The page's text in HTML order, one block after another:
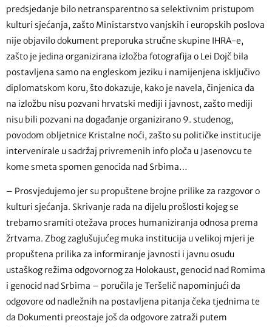
predsjedanje bilo netransparentno sa selektivnim pristupom
kulturi sjećanja, zašto Ministarstvo vanjskih i europskih poslova
nije objavilo dokument preporuka stručne skupine IHRA-e,
zašto je jedina organizirana izložba fotografija o Lei Dojč bila
postavljena samo na engleskom jeziku i namijenjena isključivo
diplomatskom koru, što dokazuje, kako je navela, činjenica da
na izložbu nisu pozvani hrvatski mediji i javnost, zašto mediji
nisu bili pozvani na događanje organizirano 9. studenog,
povodom obljetnice Kristalne noći, zašto su političke institucije
intervenirale u sadržaj privremenih info ploča u Jasenovcu te
kome smeta spomen genocida nad Srbima…
– Prosvjedujemo jer su propuštene brojne prilike za razgovor o
kulturi sjećanja. Skrivanje rada na dijelu prošlosti kojeg se
trebamo sramiti otežava proces humaniziranja odnosa prema
žrtvama. Zbog zaglušujućeg muka institucija u velikoj mjeri je
propuštena prilika za informiranje javnosti i javnu osudu
ustaškog režima odgovornog za Holokaust, genocid nad Romima
i genocid nad Srbima – poručila je Teršelič napominjući da
odgovore od nadležnih na postavljena pitanja čeka tjednima te
da Dokumenti preostaje još da odgovore zatraži putem